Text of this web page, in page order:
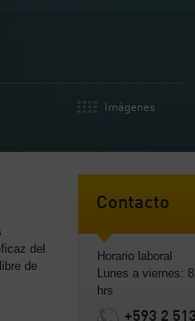
Imágenes
del
de
Contacto
Horario laboral
Lunes a viernes:
hrs
+593 2